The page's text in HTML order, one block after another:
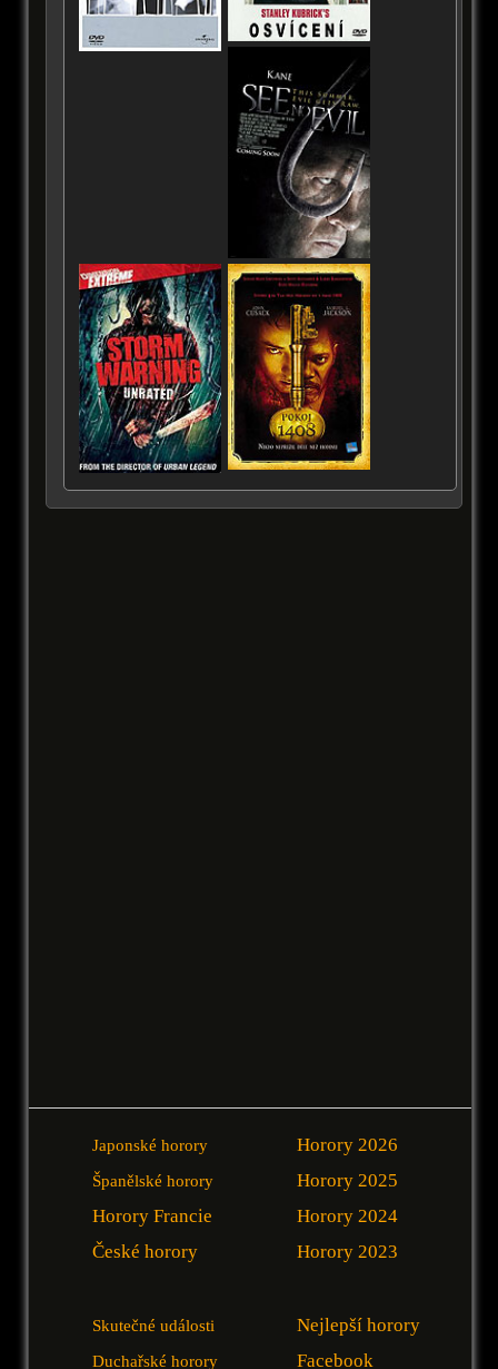
Japonské horory
Španělské horory
Horory Francie
České horory
Horory 2026
Horory 2025
Horory 2024
Horory 2023
Skutečné události
Duchařské horory
Nejlepší horory
Facebook